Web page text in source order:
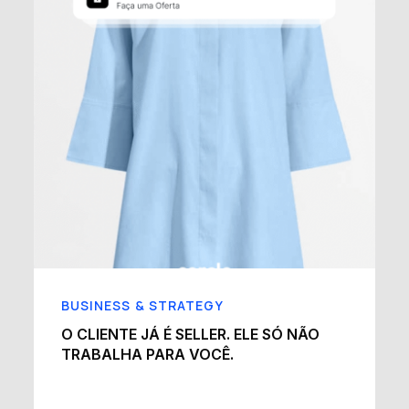
BUSINESS & STRATEGY
O CLIENTE JÁ É SELLER. ELE SÓ NÃO
TRABALHA PARA VOCÊ.